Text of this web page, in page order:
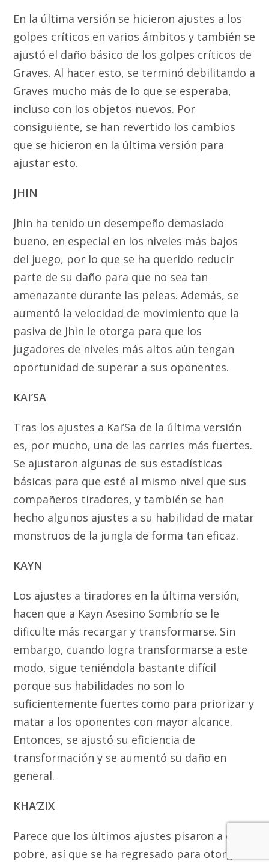
En la última versión se hicieron ajustes a los
golpes críticos en varios ámbitos y también se
ajustó el daño básico de los golpes críticos de
Graves. Al hacer esto, se terminó debilitando a
Graves mucho más de lo que se esperaba,
incluso con los objetos nuevos. Por
consiguiente, se han revertido los cambios
que se hicieron en la última versión para
ajustar esto.
JHIN
Jhin ha tenido un desempeño demasiado
bueno, en especial en los niveles más bajos
del juego, por lo que se ha querido reducir
parte de su daño para que no sea tan
amenazante durante las peleas. Además, se
aumentó la velocidad de movimiento que la
pasiva de Jhin le otorga para que los
jugadores de niveles más altos aún tengan
oportunidad de superar a sus oponentes.
KAI’SA
Tras los ajustes a Kai’Sa de la última versión
es, por mucho, una de las carries más fuertes.
Se ajustaron algunas de sus estadísticas
básicas para que esté al mismo nivel que sus
compañeros tiradores, y también se han
hecho algunos ajustes a su habilidad de matar
monstruos de la jungla de forma tan eficaz.
KAYN
Los ajustes a tiradores en la última versión,
hacen que a Kayn Asesino Sombrío se le
dificulte más recargar y transformarse. Sin
embargo, cuando logra transformarse a este
modo, sigue teniéndola bastante difícil
porque sus habilidades no son lo
suficientemente fuertes como para priorizar y
matar a los oponentes con mayor alcance.
Entonces, se ajustó su eficiencia de
transformación y se aumentó su daño en
general.
KHA’ZIX
Parece que los últimos ajustes pisaron a este
pobre, así que se ha regresado para otorgarle